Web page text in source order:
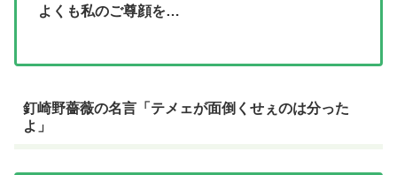
よくも私のご尊顔を…
釘崎野薔薇の名言「テメェが面倒くせぇのは分った
よ」